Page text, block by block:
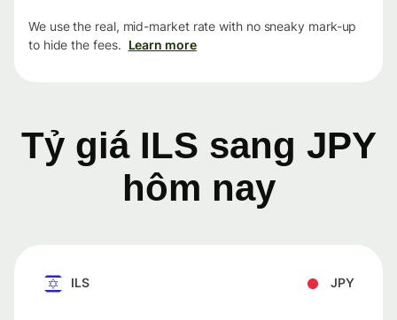
We use the real, mid-market rate with no sneaky mark-up
to hide the fees. Learn more
Tỷ giá ILS sang JPY
hôm nay
ILS JPY